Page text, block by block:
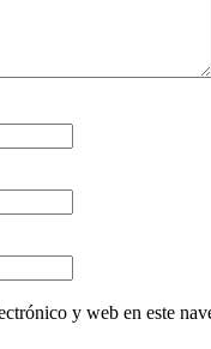
y web en este